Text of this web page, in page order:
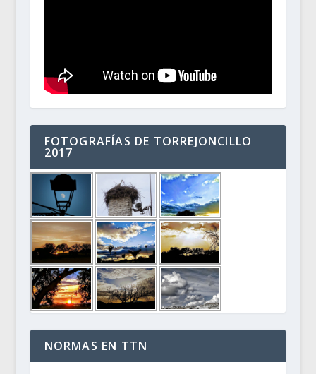
FOTOGRAFÍAS DE TORREJONCILLO
2017
NORMAS EN TTN